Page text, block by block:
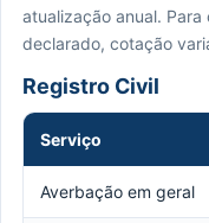
atualização anual.
declarado, cotação
Registro Civil
Serviço
Averbação em geral